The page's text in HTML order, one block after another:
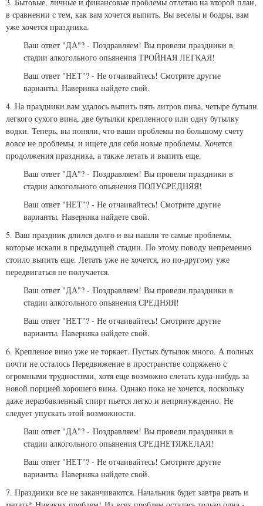
в сравнении с тем, как вам хочется выпить. Вы веселы и бодры, вам
уже хочется праздника.
Ваш ответ "ДА"? - Поздравляем! Вы провели праздники в
стадии алкогольного опьянения ТРОЙНАЯ ЛЕГКАЯ!
Ваш ответ "НЕТ"? - Не отчаивайтесь! Смотрите другие
варианты. Наверняка найдете свой.
4. На праздники вам удалось выпить пять литров пива, четыре бутыли
легкого сухого вина, две бутылки крепленного или одну бутылку
водки. Теперь, вы поняли, что ваши проблемы по большому счету
вовсе не проблемы, и ищете для себя новые проблемы. Хочется
продолжения праздника, а также летать и выпить еще.
Ваш ответ "ДА"? - Поздравляем! Вы провели праздники в
стадии алкогольного опьянения ПОЛУСРЕДНЯЯ!
Ваш ответ "НЕТ"? - Не отчаивайтесь! Смотрите другие
варианты. Наверняка найдете свой.
5. Ваш праздник длился долго и вы нашли те самые проблемы,
которые искали в предыдущей стадии. По этому поводу непременно
стоило выпить еще. Летать уже не хочется, но по-другому уже
передвигаться не получается.
Ваш ответ "ДА"? - Поздравляем! Вы провели праздники в
стадии алкогольного опьянения СРЕДНЯЯ!
Ваш ответ "НЕТ"? - Не отчаивайтесь! Смотрите другие
варианты. Наверняка найдете свой.
6. Крепленое вино уже не торкает. Пустых бутылок много. А полных
почти не осталось Передвижение в пространстве сопряжено с
огромными трудностями, хотя еще возможно слетать куда-нибудь за
новой порцией хорошего вина. Однако пока не хочется, поскольку
даже неразбавленный спирт пьется легко и непринужденно. Не
следует упускать этой возможности.
Ваш ответ "ДА"? - Поздравляем! Вы провели праздники в
стадии алкогольного опьянения СРЕДНЕТЯЖЕЛАЯ!
Ваш ответ "НЕТ"? - Не отчаивайтесь! Смотрите другие
варианты. Наверняка найдете свой.
7. Праздники все не заканчиваются. Начальник будет завтра рвать и